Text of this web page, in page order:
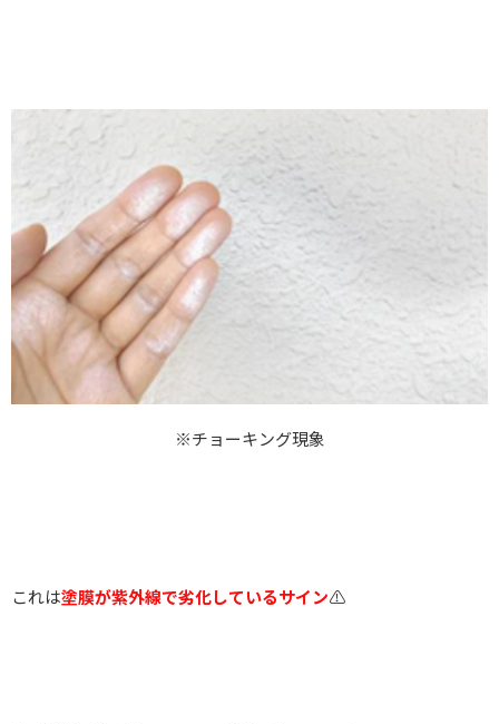
※チョーキング現象
これは塗膜が紫外線で劣化しているサイン⚠️